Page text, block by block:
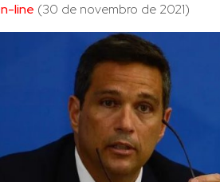
line (30 de novembro de 2021)